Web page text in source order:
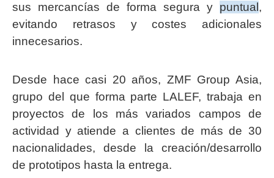
sus mercancías de forma segura y puntual ,
evitando retrasos y costes adicionales
innecesarios.
Desde hace casi 20 años, ZMF Group Asia,
grupo del que forma parte LALEF, trabaja en
proyectos de los más variados campos de
actividad y atiende a clientes de más de 30
nacionalidades, desde la creación/desarrollo
de prototipos hasta la entrega.